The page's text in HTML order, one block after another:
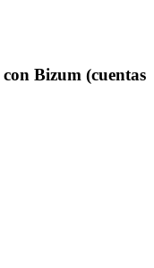
Bizum (cuentas